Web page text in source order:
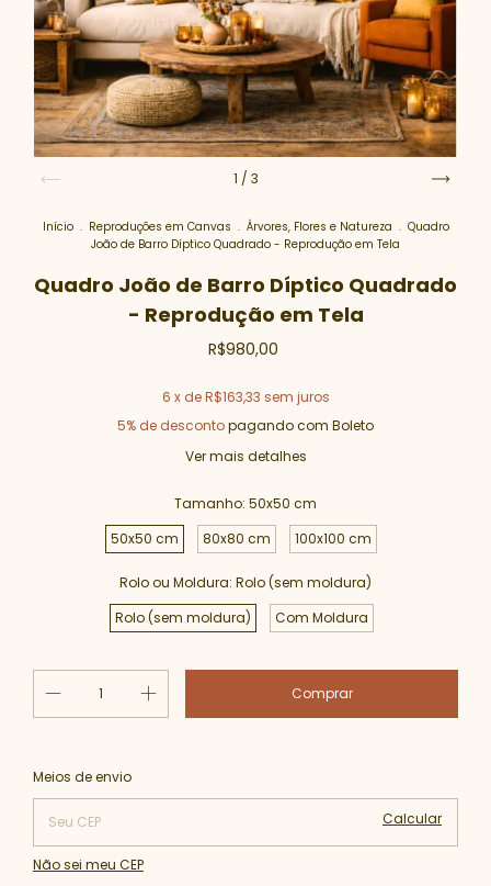
1 / 3
Início . Reproduções em Canvas . Árvores, Flores e Natureza . Quadro
João de Barro Díptico Quadrado - Reprodução em Tela
Quadro João de Barro Díptico Quadrado
- Reprodução em Tela
R$980,00
6 x deR$163,33 sem juros
5% de descontopagando com Boleto
Ver mais detalhes
Tamanho: 50x50 cm
50x50 cm
80x80 cm 100x100 cm
Rolo ou Moldura: Rolo (sem moldura)
Rolo (sem moldura)
Com Moldura
Entregas para o CEP:
Meios de envio
Calcular
Não sei meu CEP